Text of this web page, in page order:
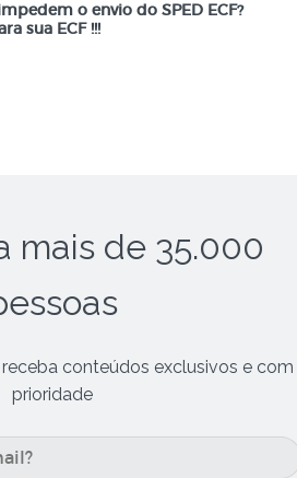
o envio do SPED ECF?
sua ECF !!!
mais de 35.000
conteúdos exclusivos e com
prioridade